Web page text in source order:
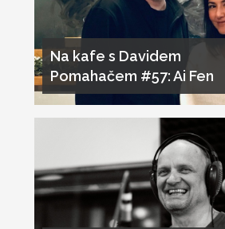
Na kafe s Davidem
Pomahačem #57: Ai Fen